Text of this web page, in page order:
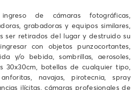
de cámaras fotográficas,
grabadoras y equipos similares,
ser retirados del lugar y destruido su
con objetos punzocortantes,
y/o bebida, sombrillas, aerosoles,
30x30cm, botellas de cualquier tipo,
navajas, pirotecnia, spray
ilícitas, cámaras profesionales de